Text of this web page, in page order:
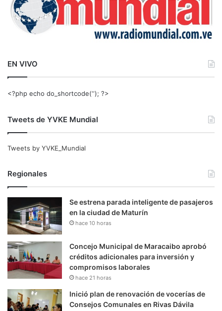
EN VIVO
<?php echo do_shortcode(‘‘); ?>
Tweets de YVKE Mundial
Tweets by YVKE_Mundial
Regionales
Se estrena parada inteligente de pasajeros
en la ciudad de Maturín
hace 10 horas
Concejo Municipal de Maracaibo aprobó
créditos adicionales para inversión y
compromisos laborales
hace 21 horas
Inició plan de renovación de vocerías de
Consejos Comunales en Rivas Dávila